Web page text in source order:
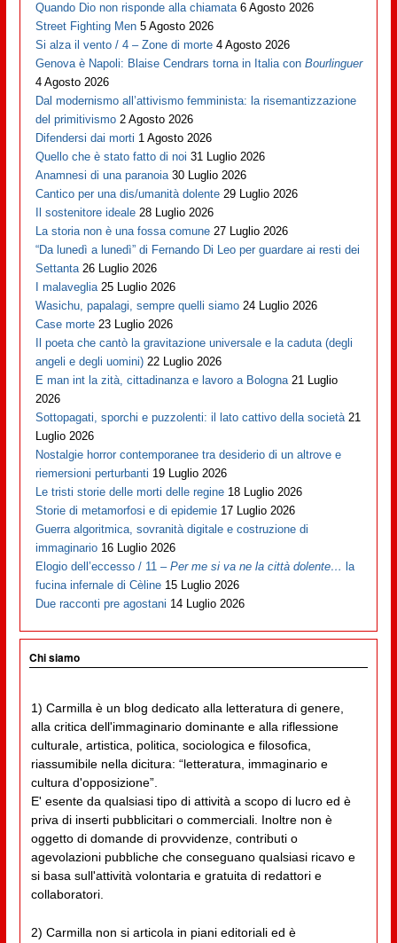
Quando Dio non risponde alla chiamata 6 Agosto 2026
Street Fighting Men 5 Agosto 2026
Si alza il vento / 4 – Zone di morte 4 Agosto 2026
Genova è Napoli: Blaise Cendrars torna in Italia conBourlinguer
4 Agosto 2026
Dal modernismo all’attivismo femminista: la risemantizzazione
del primitivismo 2 Agosto 2026
Difendersi dai morti 1 Agosto 2026
Quello che è stato fatto di noi 31 Luglio 2026
Anamnesi di una paranoia 30 Luglio 2026
Cantico per una dis/umanità dolente 29 Luglio 2026
Il sostenitore ideale 28 Luglio 2026
La storia non è una fossa comune 27 Luglio 2026
“Da lunedì a lunedì” di Fernando Di Leo per guardare ai resti dei
Settanta 26 Luglio 2026
I malaveglia 25 Luglio 2026
Wasichu, papalagi, sempre quelli siamo 24 Luglio 2026
Case morte 23 Luglio 2026
Il poeta che cantò la gravitazione universale e la caduta (degli
angeli e degli uomini) 22 Luglio 2026
E man int la zità, cittadinanza e lavoro a Bologna 21 Luglio
2026
Sottopagati, sporchi e puzzolenti: il lato cattivo della società 21
Luglio 2026
Nostalgie horror contemporanee tra desiderio di un altrove e
riemersioni perturbanti 19 Luglio 2026
Le tristi storie delle morti delle regine 18 Luglio 2026
Storie di metamorfosi e di epidemie 17 Luglio 2026
Guerra algoritmica, sovranità digitale e costruzione di
immaginario 16 Luglio 2026
Elogio dell’eccesso / 11 –Per me si va ne la città dolente… la
fucina infernale di Cèline 15 Luglio 2026
Due racconti pre agostani 14 Luglio 2026
Chi siamo
1) Carmilla è un blog dedicato alla letteratura di genere,
alla critica dell'immaginario dominante e alla riflessione
culturale, artistica, politica, sociologica e filosofica,
riassumibile nella dicitura: “letteratura, immaginario e
cultura d'opposizione”.
E' esente da qualsiasi tipo di attività a scopo di lucro ed è
priva di inserti pubblicitari o commerciali. Inoltre non è
oggetto di domande di provvidenze, contributi o
agevolazioni pubbliche che conseguano qualsiasi ricavo e
si basa sull'attività volontaria e gratuita di redattori e
collaboratori.
2) Carmilla non si articola in piani editoriali ed è